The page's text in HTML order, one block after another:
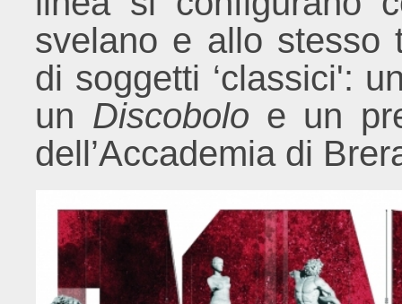
svelano e allo stesso
di soggetti ‘classici':
un Discobolo e un
dell’Accademia di